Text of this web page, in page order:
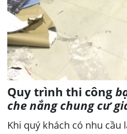
Quy trình thi công
che nắng chung cư
Khi quý khách có nhu cầu